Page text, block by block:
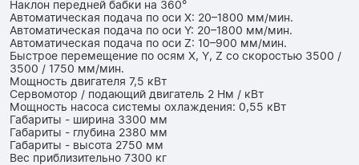
Наклон передней бабки на 360°
Автоматическая подача по оси X: 20–1800 мм/мин.
Автоматическая подача по оси Y: 20–1800 мм/мин.
Автоматическая подача по оси Z: 10–900 мм/мин.
Быстрое перемещение по осям X, Y, Z со скоростью 3500 /
3500 / 1750 мм/мин.
Мощность двигателя 7,5 кВт
Сервомотор / подающий двигатель 2 Нм / кВт
Мощность насоса системы охлаждения: 0,55 кВт
Габариты - ширина 3300 мм
Габариты - глубина 2380 мм
Габариты - высота 2750 мм
Вес приблизительно 7300 кг